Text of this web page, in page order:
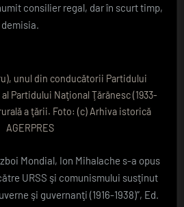
consilier regal, dar în scurt timp,
unul din conducătorii Partidului
al Partidului Naţional Ţărănesc (1933-
a ţării. Foto: (c) Arhiva istorică
AGERPRES
Mondial, Ion Mihalache s-a opus
URSS şi comunismului susţinut
şi guvernanţi (1916-1938)”, Ed.